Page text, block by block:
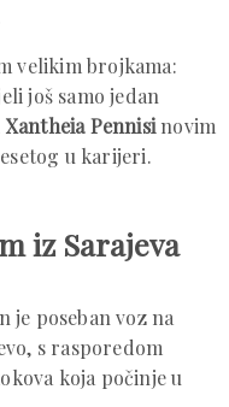
velikim brojkama:
još samo jedan
Xantheia Pennisi novim
u karijeri.
iz Sarajeva
je poseban voz na
s rasporedom
koja počinje u